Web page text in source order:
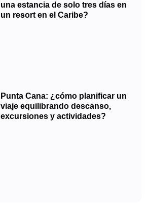
una estancia de solo tres días en
un resort en el Caribe?
Punta Cana: ¿cómo planificar un
viaje equilibrando descanso,
excursiones y actividades?